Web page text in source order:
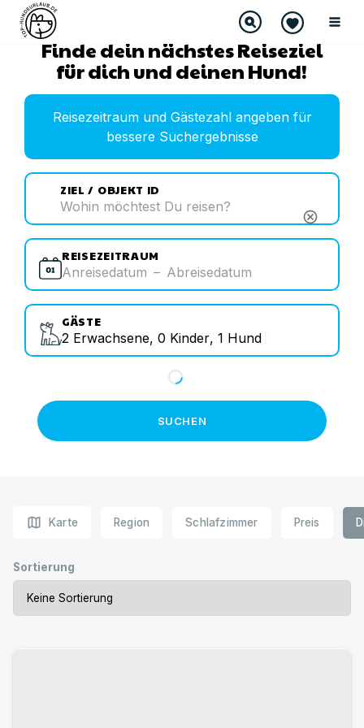
Finde dein nächstes Reiseziel
für dich und deinen Hund!
Reisezeitraum und Gästezahl angeben für
bessere Suchergebnisse
ZIEL / OBJEKT ID
cancel
REISEZEITRAUM
Anreisedatum – Abreisedatum
GÄSTE
2 Erwachsene, 0 Kinder, 1 Hund
SUCHEN
map Karte Region Schlafzimmer Preis
Sortierung